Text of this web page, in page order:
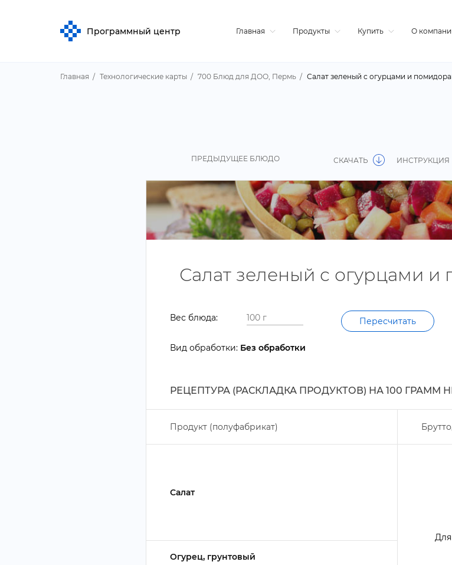
Программный центр Главная Продукты Купить О
Главная Технологические карты 700 Блюд для ДОО, Пермь Салат зеленый с огурцами и
ПРЕДЫДУЩЕЕ БЛЮДО СКАЧАТЬ ИНСТРУКЦИЯ
Салат зеленый с огурцами
ес блюда: Пересчитать
ид обработки: Без обработки
РЕЦЕПТУРА (РАСКЛАДКА ПРОДУКТОВ) НА 100 ГРАММ
Продукт (полуфабрикат)
Салат
Огурец, грунтовый